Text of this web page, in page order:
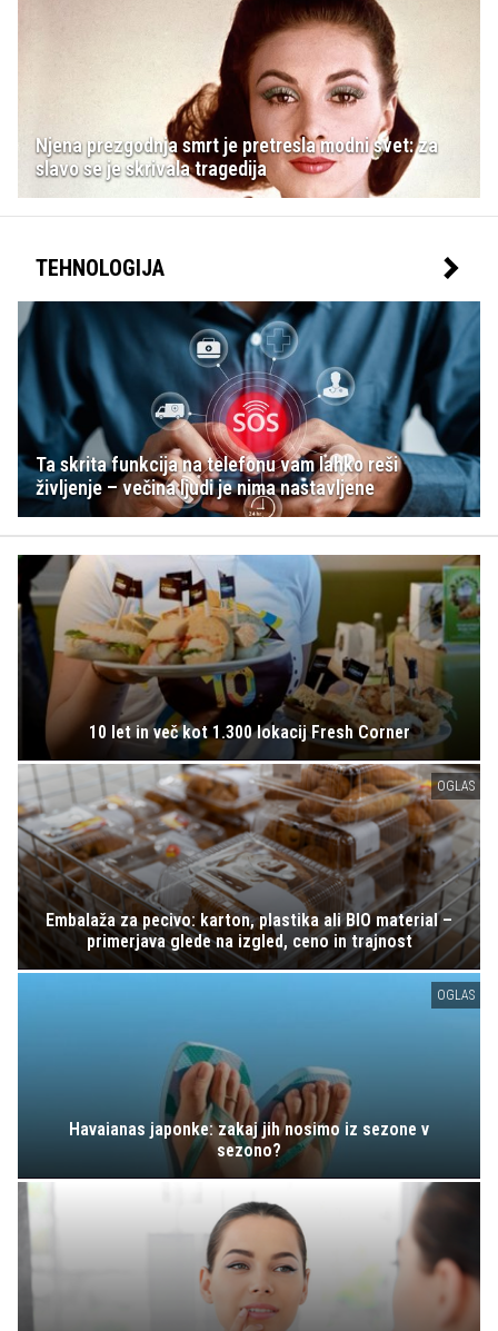
Njena prezgodnja smrt je pretresla modni svet: za
slavo se je skrivala tragedija
TEHNOLOGIJA
Ta skrita funkcija na telefonu vam lahko reši
življenje – večina ljudi je nima nastavljene
10 let in več kot 1.300 lokacij Fresh Corner
OGLAS
Embalaža za pecivo: karton, plastika ali BIO material –
primerjava glede na izgled, ceno in trajnost
OGLAS
Havaianas japonke: zakaj jih nosimo iz sezone v
sezono?